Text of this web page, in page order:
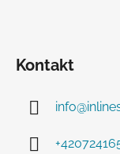
Kontakt
info@